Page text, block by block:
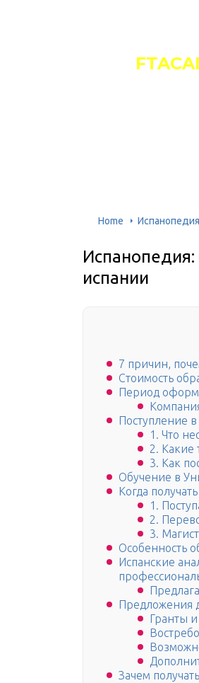
Home
испании
7 причин,
Стоимость
Период
Поступление в
1. Что
2. Какие
3. Как
Обучение в
Когда
1.
2.
3.
Особенность
Испанские
Предложения
Гранты
Зачем